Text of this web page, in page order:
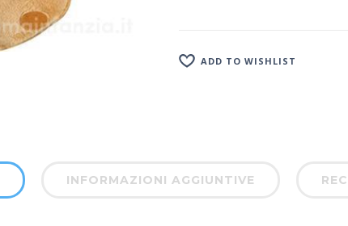
ADD TO WISHLIST
INFORMAZIONI AGGIUNTIVE